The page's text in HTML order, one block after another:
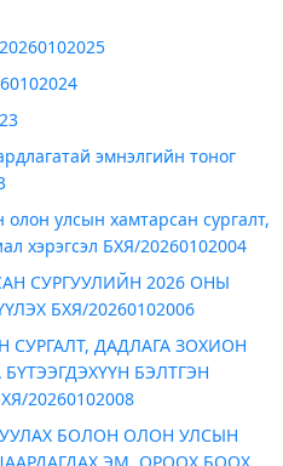
эмнэлгийн тоног
улсын хамтарсан сургалт,
хэрэгсэл БХЯ/20260102004
СУРГУУЛИЙН 2026 ОНЫ
БХЯ/20260102006
ДАДЛАГА ЗОХИОН
БЭЛТГЭН
20260102008
БОЛОН ОЛОН УЛСЫН